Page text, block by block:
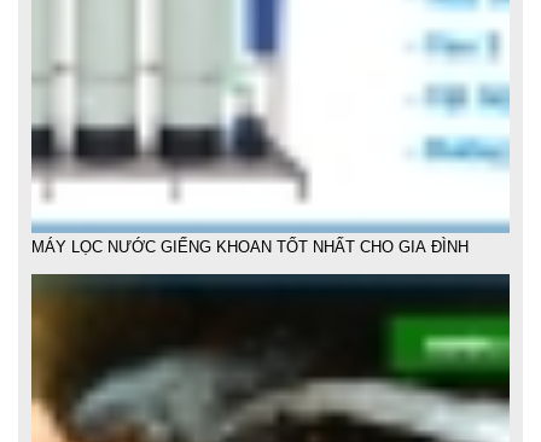
MỘT SỐ CÁCH LỌC NƯỚC PHÈN TẠI NHÀ HIỆU QUẢ DỄ LÀM